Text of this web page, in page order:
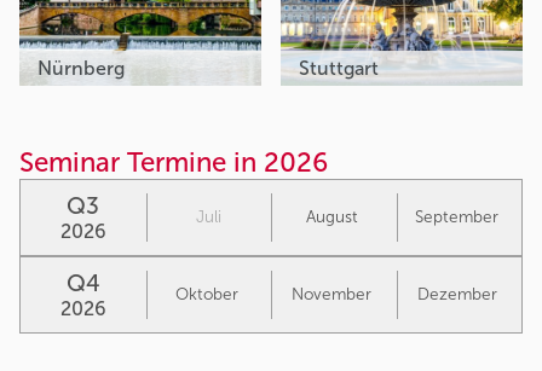
Nürnberg Stuttgart
Seminar Termine in 2026
Q3
2026
Juli August September
Q4
2026
Oktober November Dezember